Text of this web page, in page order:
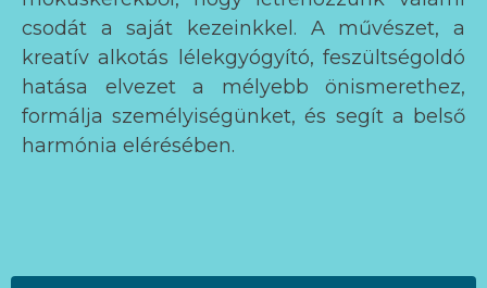
csodát a saját kezeinkkel. A művészet, a
kreatív alkotás lélekgyógyító, feszültségoldó
hatása elvezet a mélyebb önismerethez,
formálja személyiségünket, és segít a belső
harmónia elérésében.